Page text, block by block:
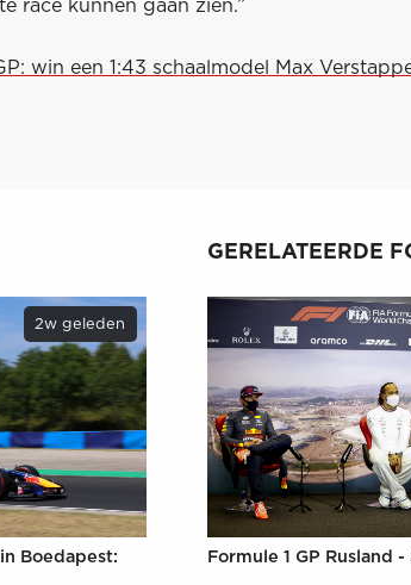
race kunnen gaan zien.”
win een 1:43 schaalmodel Max
2w geleden
Boedapest:
GERELATEERDE
Formule 1 GP Rusland -